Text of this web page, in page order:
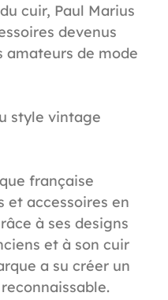
cuir, Paul Marius
devenus
amateurs de mode
style vintage
française
et accessoires en
à ses designs
et à son cuir
a su créer un